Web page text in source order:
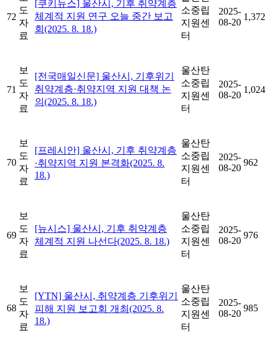
72
도
자
료
[쿠키뉴스] 울산시, 기후 취약계층
체계적 지원 연구 오늘 중간 보고
회(2025. 8. 18.)
소중립
지원센
터
2025-
08-20
1,372
71
보
도
자
료
[전국매일신문] 울산시, 기후위기
취약계층·취약지역 지원 대책 논
의(2025. 8. 18.)
울산탄
소중립
지원센
터
2025-
08-20
1,024
70
보
도
자
료
[프레시안] 울산시, 기후 취약계층
·취약지역 지원 본격화(2025. 8.
18.)
울산탄
소중립
지원센
터
2025-
08-20
962
69
보
도
자
료
[뉴시스] 울산시, 기후 취약계층
체계적 지원 나선다(2025. 8. 18.)
울산탄
소중립
지원센
터
2025-
08-20
976
68
보
도
자
료
[YTN] 울산시, 취약계층 기후위기
피해 지원 보고회 개최(2025. 8.
18.)
울산탄
소중립
지원센
터
2025-
08-20
985